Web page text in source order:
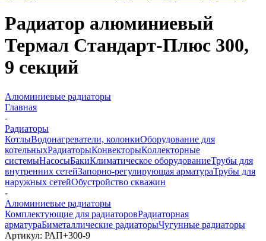
Радиатор алюминиевый
Термал Стандарт-Плюс 300,
9 секций
Алюминиевые радиаторы
Главная
-
Радиаторы
КотлыВодонагреватели, колонкиОборудование для
котельныхРадиаторыКонвекторыКоллекторные
системыНасосыБакиКлиматическое оборудованиеТрубы для
внутренних сетейЗапорно-регулирующая арматураТрубы для
наружных сетейОбустройство скважин
-
Алюминиевые радиаторы
Комплектующие для радиаторовРадиаторная
арматураБиметаллические радиаторыЧугунные радиаторы
Артикул: РАП+300-9